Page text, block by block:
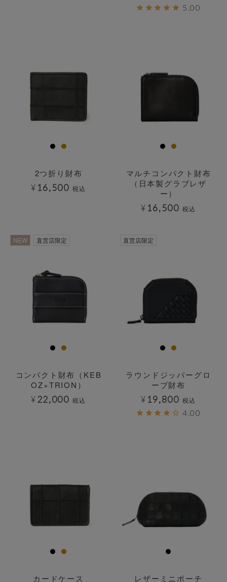
5.00
2つ折り財布
¥ 16,500 税込
マルチコンパクト財布
（日本製グラブレザ
ー）
¥ 16,500 税込
NEW 直営店限定
コンパクト財布（KEB
OZ×TRION）
¥ 22,000 税込
直営店限定
ラウンドジッパーグロ
ーブ財布
¥ 19,800 税込
4.00
カードケース レザーミニポーチ